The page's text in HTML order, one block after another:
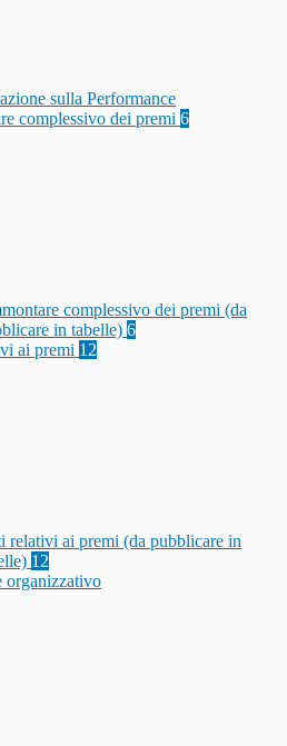
sulla Performance
complessivo dei premi 6
complessivo dei premi (da
in tabelle) 6
ai premi 12
relativi ai premi (da pubblicare in
12
organizzativo